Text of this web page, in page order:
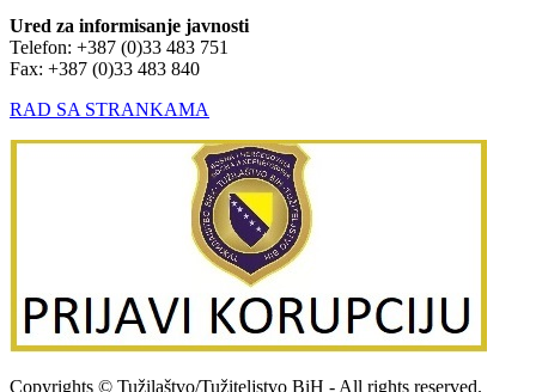
Ured za informisanje javnosti
Telefon: +387 (0)33 483 751
Fax: +387 (0)33 483 840
RAD SA STRANKAMA
Copyrights © Tužilaštvo/Tužiteljstvo BiH - All rights reserved.